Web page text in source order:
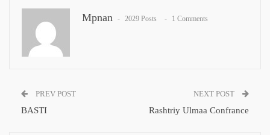
Mpnan 2029 Posts 1 Comments
PREV POST
BASTI
NEXT POST
Rashtriy Ulmaa Confrance